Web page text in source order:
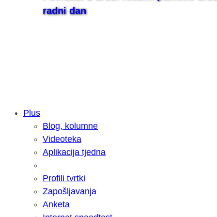
radni dan
Samsung otkrio kako je nastajala
razvoja donijelo tanje i izdržljivije
Plus
Blog, kolumne
Videoteka
Aplikacija tjedna
Profili tvrtki
Zapošljavanja
Anketa